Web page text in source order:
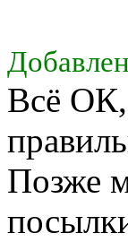
Всё ОК,
Позже